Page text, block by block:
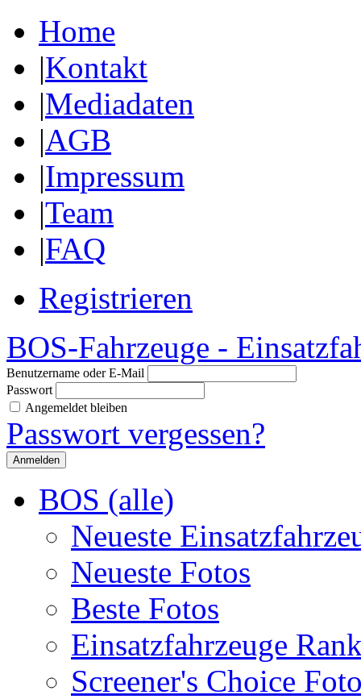
Home
|Kontakt
|Mediadaten
|AGB
|Impressum
|Team
|FAQ
Registrieren
BOS-Fahrzeuge -
Benutzername oder E-Mail
Passwort
Angemeldet bleiben
Passwort vergessen?
BOS (alle)
Neueste
Neueste Fotos
Beste Fotos
Einsatzfahrzeuge
Screener's Choice